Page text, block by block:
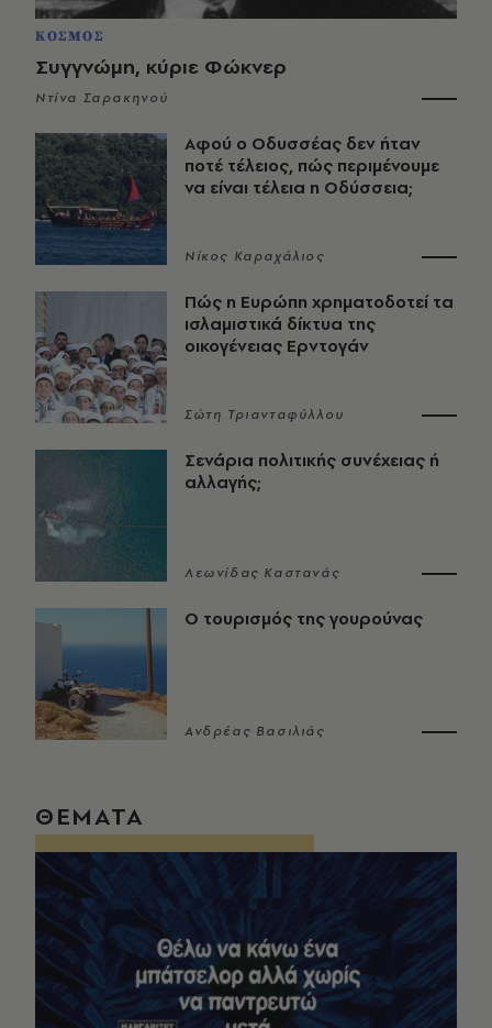
ΚΟΣΜΟΣ
Συγγνώμη, κύριε Φώκνερ
Ντίνα Σαρακηνού
Αφού ο Οδυσσέας δεν ήταν
ποτέ τέλειος, πώς περιμένουμε
να είναι τέλεια η Οδύσσεια;
Νίκος Καραχάλιος
Πώς η Ευρώπη χρηματοδοτεί τα
ισλαμιστικά δίκτυα της
οικογένειας Ερντογάν
Σώτη Τριανταφύλλου
Σενάρια πολιτικής συνέχειας ή
αλλαγής;
Λεωνίδας Καστανάς
Ο τουρισμός της γουρούνας
Ανδρέας Βασιλιάς
ΘΕΜΑΤΑ